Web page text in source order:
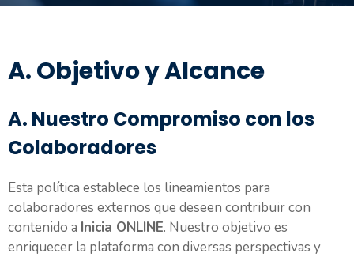
A. Objetivo y Alcance
A. Nuestro Compromiso con los
Colaboradores
Esta política establece los lineamientos para
colaboradores externos que deseen contribuir con
contenido a Inicia ONLINE. Nuestro objetivo es
enriquecer la plataforma con diversas perspectivas y